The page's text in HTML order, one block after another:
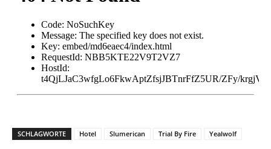
SCHLAGWORTE Hotel Slumerican Trial By Fire Yealwolf